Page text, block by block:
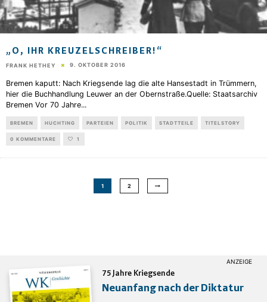
„O, IHR KREUZELSCHREIBER!“
FRANK HETHEY 9. OKTOBER 2016
Bremen kaputt: Nach Kriegsende lag die alte Hansestadt in Trümmern,
hier die Buchhandlung Leuwer an der Obernstraße.Quelle: Staatsarchiv
Bremen Vor 70 Jahre...
BREMEN HUCHTING PARTEIEN POLITIK STADTTEILE TITELSTORY
0 KOMMENTARE 1
1 2
75 Jahre Kriegsende
Neuanfang nach der Diktatur